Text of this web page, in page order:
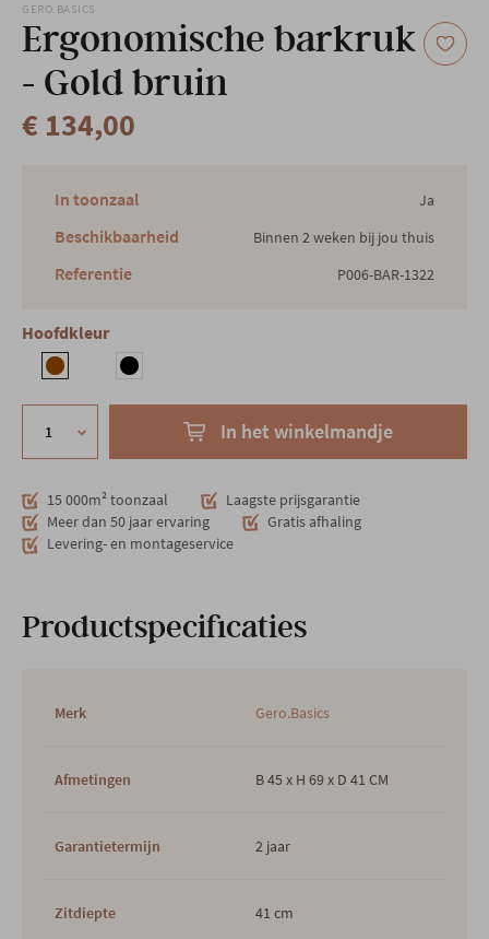
GERO.BASICS
Ergonomische barkruk
- Gold bruin
€ 134,00
In toonzaal Ja
Beschikbaarheid Binnen 2 weken bij jou thuis
Referentie P006-BAR-1322
Hoofdkleur
In het winkelmandje
15 000m² toonzaal
Laagste prijsgarantie
Meer dan 50 jaar ervaring
Gratis afhaling
Levering- en montageservice
Productspecificaties
Merk Gero.Basics
Afmetingen B 45 x H 69 x D 41 CM
Garantietermijn 2 jaar
Zitdiepte 41 cm